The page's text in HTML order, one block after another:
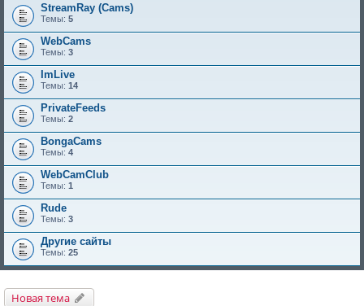
StreamRay (Cams)
Темы: 5
WebCams
Темы: 3
ImLive
Темы: 14
PrivateFeeds
Темы: 2
BongaCams
Темы: 4
WebCamClub
Темы: 1
Rude
Темы: 3
Другие сайты
Темы: 25
Новая тема